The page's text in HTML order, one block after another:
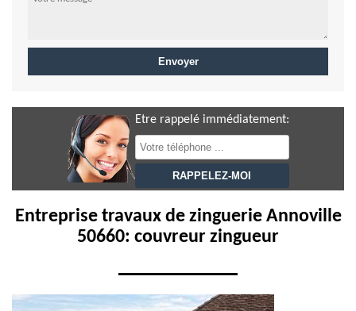
Etre rappelé immédiatement:
Entreprise travaux de zinguerie Annoville
50660: couvreur zingueur